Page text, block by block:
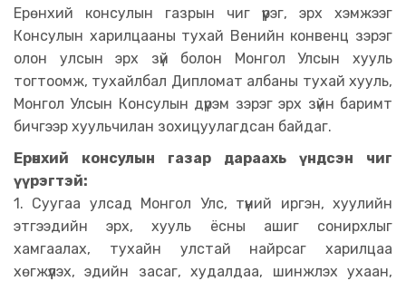
Ерөнхий консулын газрын чиг үүрэг, эрх хэмжээг
Консулын харилцааны тухай Венийн конвенц зэрэг
олон улсын эрх зүй болон Монгол Улсын хууль
тогтоомж, тухайлбал Дипломат албаны тухай хууль,
Монгол Улсын Консулын дүрэм зэрэг эрх зүйн баримт
бичгээр хуульчилан зохицуулагдсан байдаг.
Ерөнхий консулын газар дараахь үндсэн чиг
үүрэгтэй:
1. Суугаа улсад Монгол Улс, түүний иргэн, хуулийн
этгээдийн эрх, хууль ёсны ашиг сонирхлыг
хамгаалах, тухайн улстай найрсаг харилцаа
хөгжүүлэх, эдийн засаг, худалдаа, шинжлэх ухаан,